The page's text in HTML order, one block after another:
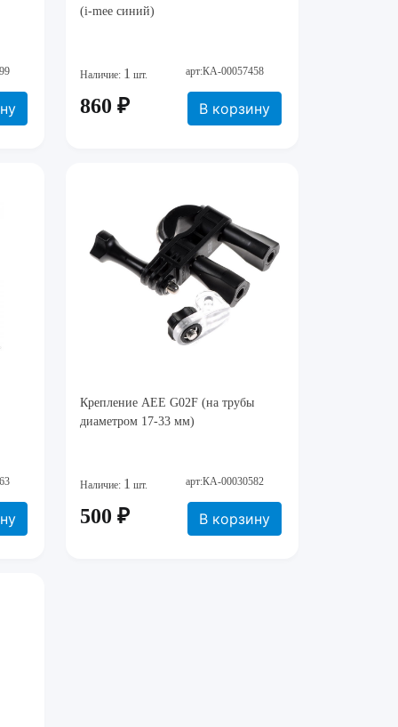
(i-mee синий)
Наличие: 1 шт. арт:КА-00057458
860 ₽ В корзину
Крепление AEE G02F (на трубы
диаметром 17-33 мм)
Наличие: 1 шт. арт:КА-00030582
500 ₽ В корзину